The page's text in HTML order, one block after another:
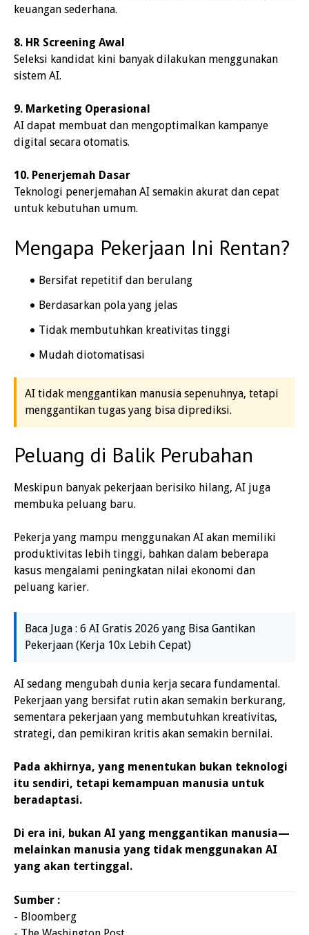
keuangan sederhana.
8. HR Screening Awal
Seleksi kandidat kini banyak dilakukan menggunakan
sistem AI.
9. Marketing Operasional
AI dapat membuat dan mengoptimalkan kampanye
digital secara otomatis.
10. Penerjemah Dasar
Teknologi penerjemahan AI semakin akurat dan cepat
untuk kebutuhan umum.
Mengapa Pekerjaan Ini Rentan?
Bersifat repetitif dan berulang
Berdasarkan pola yang jelas
Tidak membutuhkan kreativitas tinggi
Mudah diotomatisasi
AI tidak menggantikan manusia sepenuhnya, tetapi
menggantikan tugas yang bisa diprediksi.
Peluang di Balik Perubahan
Meskipun banyak pekerjaan berisiko hilang, AI juga
membuka peluang baru.
Pekerja yang mampu menggunakan AI akan memiliki
produktivitas lebih tinggi, bahkan dalam beberapa
kasus mengalami peningkatan nilai ekonomi dan
peluang karier.
Baca Juga : 6 AI Gratis 2026 yang Bisa Gantikan
Pekerjaan (Kerja 10x Lebih Cepat)
AI sedang mengubah dunia kerja secara fundamental.
Pekerjaan yang bersifat rutin akan semakin berkurang,
sementara pekerjaan yang membutuhkan kreativitas,
strategi, dan pemikiran kritis akan semakin bernilai.
Pada akhirnya, yang menentukan bukan teknologi
itu sendiri, tetapi kemampuan manusia untuk
beradaptasi.
Di era ini, bukan AI yang menggantikan manusia—
melainkan manusia yang tidak menggunakan AI
yang akan tertinggal.
Sumber :
- Bloomberg